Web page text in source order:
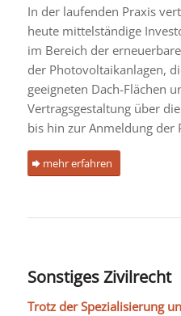
In der laufenden Praxis
heute mittelständige
im Bereich der
der Photovoltaikanlagen,
geeigneten Dach-Flächen
Vertragsgestaltung über
bis hin zur Anmeldung der
mehr erfahren
Sonstiges Zivilrecht
Trotz der Spezialisierung